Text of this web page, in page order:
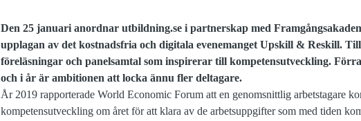
Den 25 januari anordnar utbildning.se i partnerskap med
upplagan av det kostnadsfria och digitala evenemanget Upskill & Reskill.
föreläsningar och panelsamtal som inspirerar till kompetensutveckling.
och i år är ambitionen att locka ännu fler deltagare.
År 2019 rapporterade World Economic Forum att en genomsnittlig arbetstagare
kompetensutveckling om året för att klara av de arbetsuppgifter som med tiden